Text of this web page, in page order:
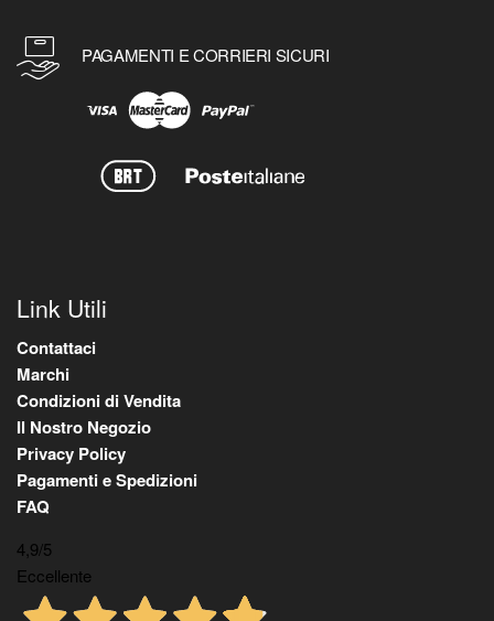
PAGAMENTI E CORRIERI SICURI
Link Utili
Contattaci
Marchi
Condizioni di Vendita
Il Nostro Negozio
Privacy Policy
Pagamenti e Spedizioni
FAQ
4,9/5
Eccellente